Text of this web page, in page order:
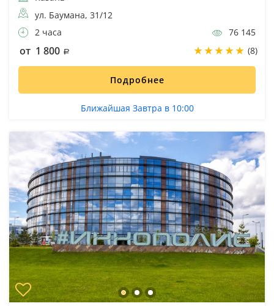
ул. Баумана, 31/12
2 часа
76 145
от 1 800 (8)
Подробнее
Ближайшая Завтра в 10:00